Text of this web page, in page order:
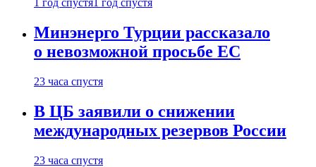
1 год спустя 1 год спустя
Минэнерго Турции рассказало
о невозможной просьбе ЕС
23 часа спустя
В ЦБ заявили о снижении
международных резервов России
23 часа спустя